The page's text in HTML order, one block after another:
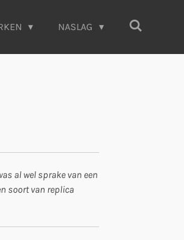
NASLAG
al wel sprake van een
soort van replica